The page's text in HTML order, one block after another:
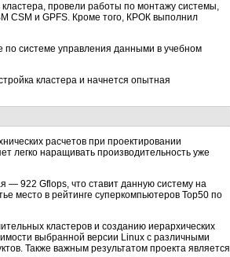
провели работы по монтажу системы,
CSM и GPFS. Кроме того, КРОК выполнил
по системе управления данными в учебном
кластера и начнется опытная
расчетов при проектировании
легко наращивать производительность уже
— 922 Gflops, что ставит данную систему на
место в рейтинге суперкомпьютеров Top50 по
кластеров и созданию иерархических
выбранной версии Linux с различными
Также важным результатом проекта является